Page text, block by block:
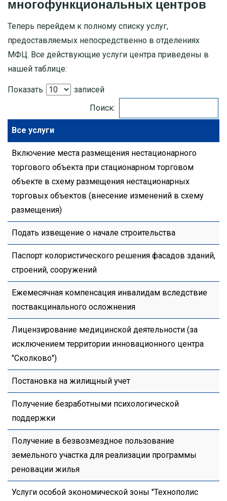
многофункциональных центров
Теперь перейдем к полному списку услуг,
предоставляемых непосредственно в отделениях
МФЦ. Все действующие услуги центра приведены в
нашей таблице:
Показать
записей
Поиск:
Все услуги
Включение места размещения нестационарного
торгового объекта при стационарном торговом
объекте в схему размещения нестационарных
торговых объектов (внесение изменений в схему
размещения)
Подать извещение о начале строительства
Паспорт колористического решения фасадов зданий,
строений, сооружений
Ежемесячная компенсация инвалидам вследствие
поствакцинального осложнения
Лицензирование медицинской деятельности (за
исключением территории инновационного центра
"Сколково")
Постановка на жилищный учет
Получение безработными психологической
поддержки
Получение в безвозмездное пользование
земельного участка для реализации программы
реновации жилья
Услуги особой экономической зоны "Технополис